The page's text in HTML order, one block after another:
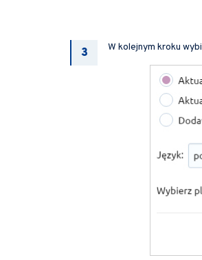
W kolejnym kroku